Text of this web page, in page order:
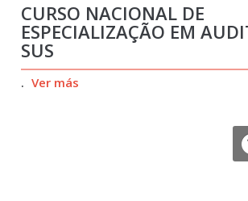
CURSO NACIONAL DE
ESPECIALIZAÇÃO EM
SUS
. Ver más